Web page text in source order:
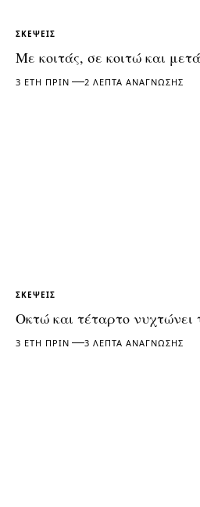
ΣΚΈΨΕΙΣ
Με κοιτάς, σε κοιτώ και
3 ΈΤΗ ΠΡΙΝ 2 ΛΕΠΤΆ ΑΝΆΓΝΩΣΗΣ
ΣΚΈΨΕΙΣ
Οκτώ και τέταρτο
3 ΈΤΗ ΠΡΙΝ 3 ΛΕΠΤΆ ΑΝΆΓΝΩΣΗΣ